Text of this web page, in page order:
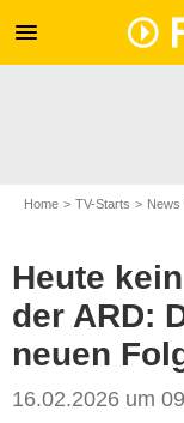
menu
Home TV-Starts News
Heute
der ARD:
neuen
16.02.2026 um